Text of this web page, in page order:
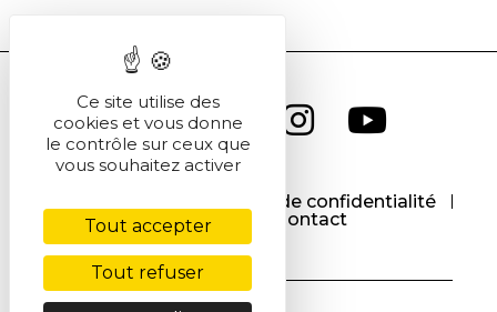
Politique de confidentialité
Cookies
Contact
Ce site utilise des
cookies et vous donne
le contrôle sur ceux que
vous souhaitez activer
Tout accepter
Tout refuser